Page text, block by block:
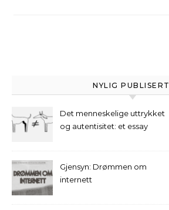
NYLIG PUBLISERT
Det menneskelige uttrykket
og autentisitet: et essay
Gjensyn: Drømmen om
internett